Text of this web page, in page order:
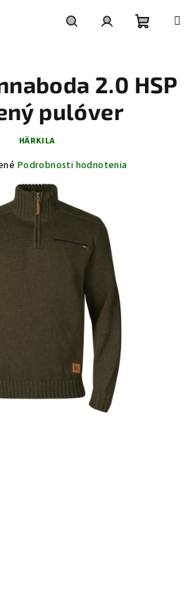
košík
2.0 HSP
pulóver
HÄRKILA
Podrobnosti hodnotenia